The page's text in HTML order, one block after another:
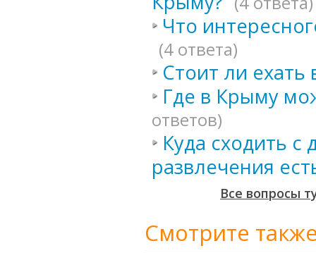
Что
(4 ответа)
Стоит ли ехать
Где в Крыму
ответов)
Куда сходить с
развлечения
Все вопросы
Смотрите